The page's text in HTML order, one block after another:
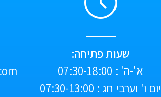
שעות פתיחה:
א'-ה' : 07:30-18:00
יום ו' וערבי חג : 07:30-13:00